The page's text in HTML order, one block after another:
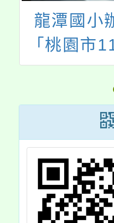
龍潭國小
「桃園市
年度推動
小學本土
進教師客
認證研習